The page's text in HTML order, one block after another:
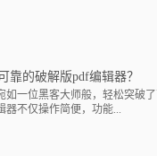
靠的破解版pdf编辑器？
一位黑客大师般，轻松突破
器不仅操作简便，功能...